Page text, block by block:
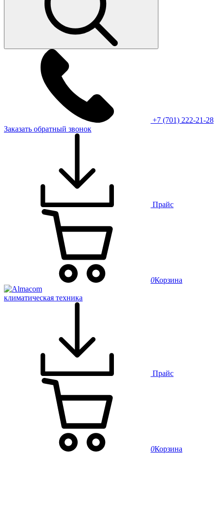
+7 (701) 222-21-28
Заказать обратный звонок
Прайс
0Корзина
климатическая техника
Прайс
0Корзина